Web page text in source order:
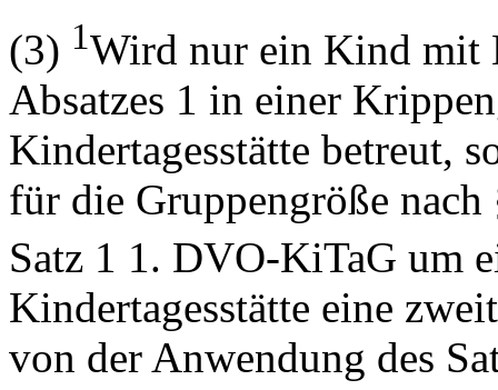
(3) 1Wird nur ein Kind mit
Absatzes 1 in einer
Kindertagesstätte betreut,
für die Gruppengröße
Satz 1 1. DVO-KiTaG um
Kindertagesstätte eine
von der Anwendung des